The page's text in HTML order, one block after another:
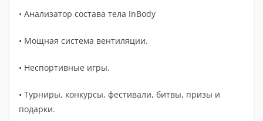
• Анализатор состава тела InBody
• Мощная система вентиляции.
• Неспортивные игры.
• Турниры, конкурсы, фестивали, битвы, призы и
подарки.